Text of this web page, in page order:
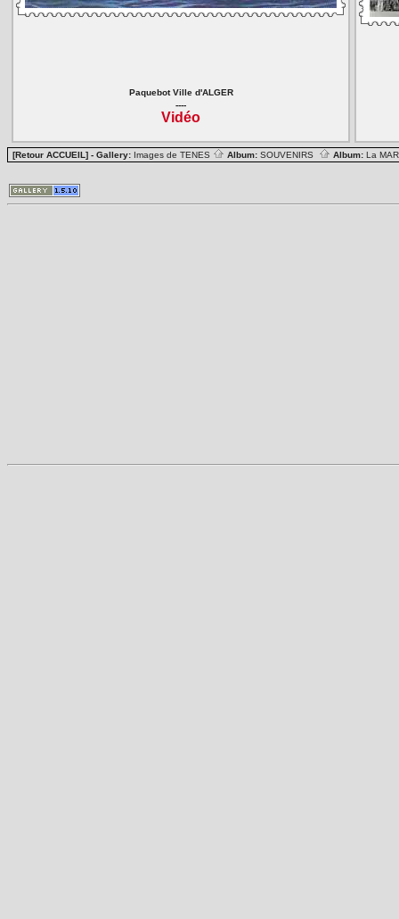
Paquebot Ville d'ALGER
----
Vidéo
[Retour ACCUEIL] - Gallery: Images de TENES Album: SOUVENIRS Album: La